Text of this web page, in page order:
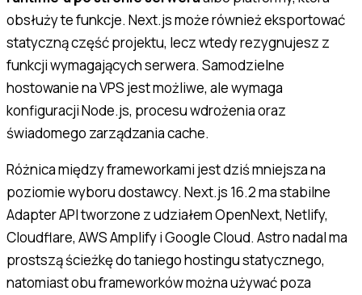
obsłuży te funkcje. Next.js może również eksportować
statyczną część projektu, lecz wtedy rezygnujesz z
funkcji wymagających serwera. Samodzielne
hostowanie na VPS jest możliwe, ale wymaga
konfiguracji Node.js, procesu wdrożenia oraz
świadomego zarządzania cache.
Różnica między frameworkami jest dziś mniejsza na
poziomie wyboru dostawcy. Next.js 16.2 ma stabilne
Adapter API tworzone z udziałem OpenNext, Netlify,
Cloudflare, AWS Amplify i Google Cloud. Astro nadal ma
prostszą ścieżkę do taniego hostingu statycznego,
natomiast obu frameworków można używać poza